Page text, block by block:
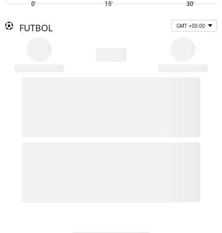
0' 15' 30'
FUTBOL GMT +00:00